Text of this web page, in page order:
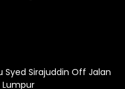
Syed Sirajuddin Off Jalan
Lumpur